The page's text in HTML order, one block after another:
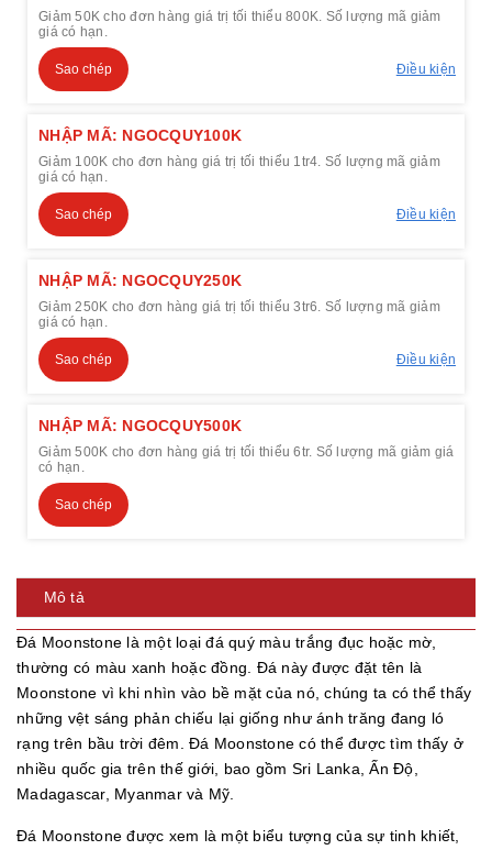
Giảm 50K cho đơn hàng giá trị tối thiểu 800K. Số lượng mã giảm
giá có hạn.
Sao chép Điều kiện
NHẬP MÃ: NGOCQUY100K
Giảm 100K cho đơn hàng giá trị tối thiểu 1tr4. Số lượng mã giảm
giá có hạn.
Sao chép Điều kiện
NHẬP MÃ: NGOCQUY250K
Giảm 250K cho đơn hàng giá trị tối thiểu 3tr6. Số lượng mã giảm
giá có hạn.
Sao chép Điều kiện
NHẬP MÃ: NGOCQUY500K
Giảm 500K cho đơn hàng giá trị tối thiểu 6tr. Số lượng mã giảm giá
có hạn.
Sao chép
Mô tả
Đá Moonstone là một loại đá quý màu trắng đục hoặc mờ,
thường có màu xanh hoặc đồng. Đá này được đặt tên là
Moonstone vì khi nhìn vào bề mặt của nó, chúng ta có thể thấy
những vệt sáng phản chiếu lại giống như ánh trăng đang ló
rạng trên bầu trời đêm. Đá Moonstone có thể được tìm thấy ở
nhiều quốc gia trên thế giới, bao gồm Sri Lanka, Ấn Độ,
Madagascar, Myanmar và Mỹ.
Đá Moonstone được xem là một biểu tượng của sự tinh khiết,